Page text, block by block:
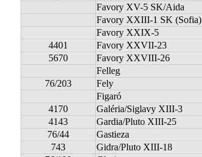
Favory XV-5 SK/Aida
Favory XXIII-1 SK (Sofia)
Favory XXIX-5
4401
Favory XXVII-23
5670
Favory XXVIII-26
Felleg
76/203
Fely
Figaró
4170
Galéria/Siglavy XIII-3
4143
Gardia/Pluto XIII-25
76/44
Gastieza
743
Gidra/Pluto XIII-18